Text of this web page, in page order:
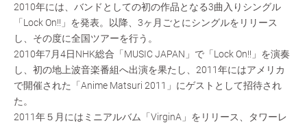
2010年には、バンドとしての初の作品となる3曲入りシングル
「Lock On!!」を発表。以降、3ヶ月ごとにシングルをリリース
し、その度に全国ツアーを行う。
2010年7月4日NHK総合「MUSIC JAPAN」で「Lock On!!」を演奏
し、初の地上波音楽番組へ出演を果たし、2011年にはアメリカ
で開催された「Anime Matsuri 2011」にゲストとして招待され
た。
2011年５月にはミニアルバム「VirginA」をリリース、タワーレ